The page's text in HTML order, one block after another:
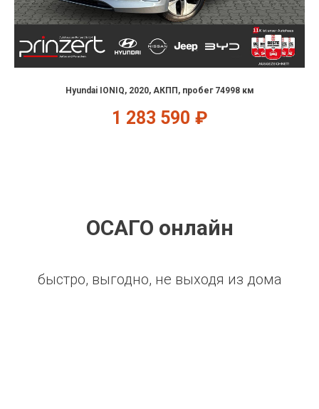
Hyundai IONIQ, 2020, АКПП, пробег 74998 км
1 283 590 ₽
ОСАГО онлайн
быстро, выгодно, не выходя из дома